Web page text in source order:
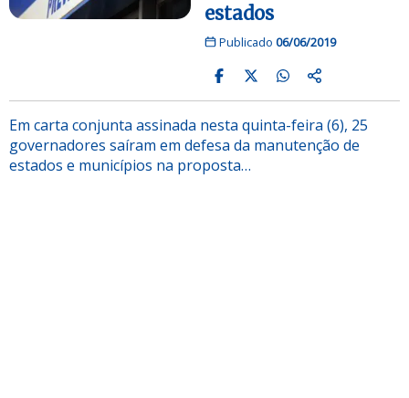
estados
Publicado 06/06/2019
Em carta conjunta assinada nesta quinta-feira (6), 25
governadores saíram em defesa da manutenção de
estados e municípios na proposta…